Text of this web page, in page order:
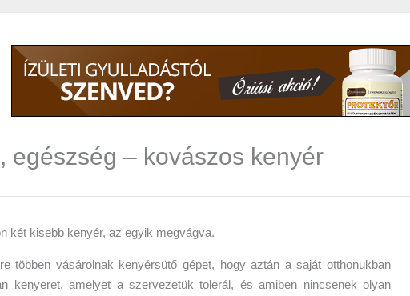
egészség – kovászos kenyér
többen vásárolnak kenyérsütő gépet, hogy aztán a saját otthonukban
kenyeret, amelyet a szervezetük tolerál, és amiben nincsenek olyan